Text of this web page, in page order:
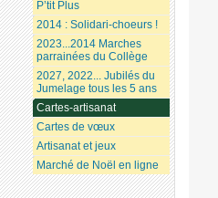
P’tit Plus
2014 : Solidari-choeurs !
2023...2014 Marches
parrainées du Collège
2027, 2022... Jubilés du
Jumelage tous les 5 ans
Cartes-artisanat
Cartes de vœux
Artisanat et jeux
Marché de Noël en ligne